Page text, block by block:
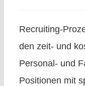
Recruiting-
den zeit- und
Personal- und
Positionen mit